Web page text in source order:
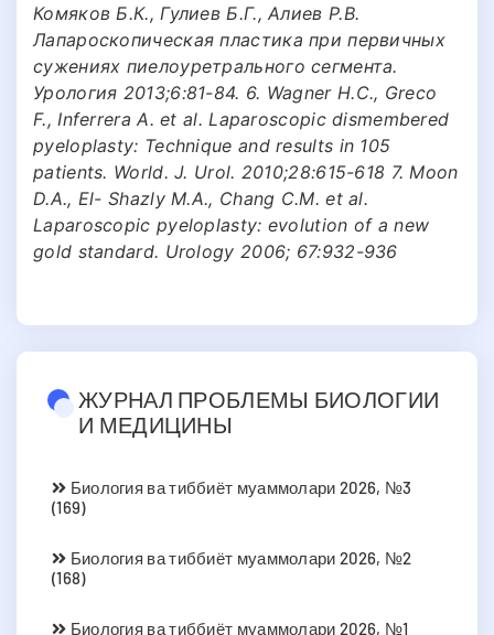
Комяков Б.К., Гулиев Б.Г., Алиев Р.В.
Лапароскопическая пластика при первичных
сужениях пиелоуретрального сегмента.
Урология 2013;6:81-84. 6. Wagner H.C., Greco
F., Inferrera A. et al. Laparoscopic dismembered
pyeloplasty: Technique and results in 105
patients. World. J. Urol. 2010;28:615-618 7. Moon
D.A., El- Shazly M.A., Chang C.M. et al.
Laparoscopic pyeloplasty: evolution of a new
gold standard. Urology 2006; 67:932-936
ЖУРНАЛ ПРОБЛЕМЫ БИОЛОГИИ
И МЕДИЦИНЫ
Биология ва тиббиёт муаммолари 2026, №3
(169)
Биология ва тиббиёт муаммолари 2026, №2
(168)
Биология ва тиббиёт муаммолари 2026, №1